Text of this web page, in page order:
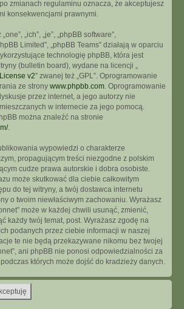
zmianach regulaminu oznacza, że akceptujesz
konsekwencjami prawnymi.
„ich”, „je”, „phpBB software”,
Limited”, „phpBB Teams” działają w oparciu
technologię phpBB, która jest
(bulletin board), wydane na licencji „
v2” zwanej też „GPL”. Oprogramowanie
ze strony www.phpbb.com. Oprogramowanie
przez internet, a jego autorzy nie
w internecie za jego pomocą.
można znaleźć na stronie
.
wypowiedzi o charakterze
propagującym treści niezgodne z polskim
cudze prawa autorskie i dobra osobiste.
może skutkować dla ciebie całkowitym
do tej witryny, a twój dostawca internetu
o twoim niewłaściwym zachowaniu. Wyrażasz
może w każdej chwili usunąć, zmienić,
każdy twój temat, post. Wyrażasz zgodę na
podanych przez ciebie informacji w naszej
te nie będą przekazywane nikomu bez twojej
ani phpBB nie ponosi odpowiedzialności za
których może dojść do kradzieży danych.